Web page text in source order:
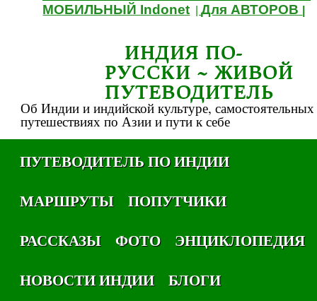
МОБИЛЬНЫЙ Indonet |Для АВТОРОВ
ИНДИЯ ПО-
РУССКИ ~ ЖИВОЙ
ПУТЕВОДИТЕЛЬ
Об Индии и индийской культуре, самостоятельных
путешествиях по Азии и пути к себе
ПУТЕВОДИТЕЛЬ ПО ИНДИИ
МАРШРУТЫ
ПОПУТЧИКИ
РАССКАЗЫ
ФОТО
ЭНЦИКЛОПЕДИЯ
НОВОСТИ ИНДИИ
БЛОГИ